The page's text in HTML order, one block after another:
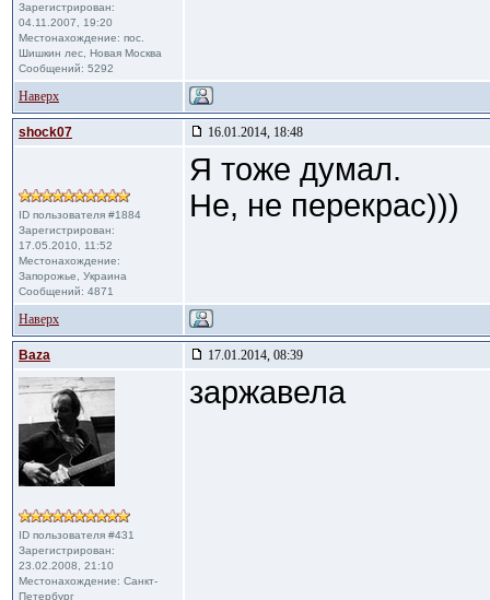
Зарегистрирован:
04.11.2007, 19:20
Местонахождение: пос.
Шишкин лес, Новая Москва
Сообщений: 5292
Наверх
shock07 16.01.2014, 18:48
ID пользователя #1884
Зарегистрирован:
17.05.2010, 11:52
Местонахождение:
Запорожье, Украина
Сообщений: 4871
Я тоже думал.
Не, не перекрас)))
Наверх
Baza 17.01.2014, 08:39
ID пользователя #431
Зарегистрирован:
23.02.2008, 21:10
Местонахождение: Санкт-
Петербург
заржавела